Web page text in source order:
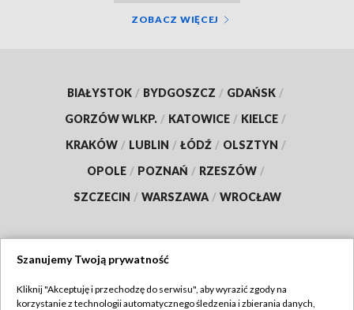
ZOBACZ WIĘCEJ
BIAŁYSTOK / BYDGOSZCZ / GDAŃSK /
GORZÓW WLKP. / KATOWICE / KIELCE /
KRAKÓW / LUBLIN / ŁÓDŹ / OLSZTYN /
OPOLE / POZNAŃ / RZESZÓW /
SZCZECIN / WARSZAWA / WROCŁAW
Szanujemy Twoją prywatność
Kliknij "Akceptuję i przechodzę do serwisu", aby wyrazić zgody na
korzystanie z technologii automatycznego śledzenia i zbierania danych,